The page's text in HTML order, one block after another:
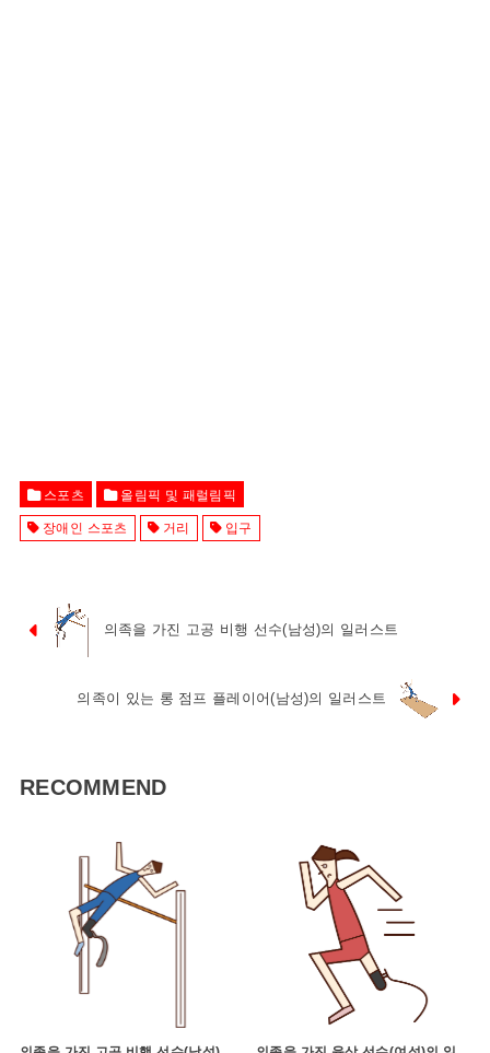
스포츠 올림픽 및 패럴림픽
장애인 스포츠 거리 입구
의족을 가진 고공 비행 선수(남성)의 일러스트
의족이 있는 롱 점프 플레이어(남성)의 일러스트
RECOMMEND